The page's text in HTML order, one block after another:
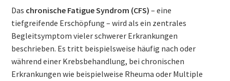
Das chronische Fatigue Syndrom (CFS) – eine
tiefgreifende Erschöpfung – wird als ein zentrales
Begleitsymptom vieler schwerer Erkrankungen
beschrieben. Es tritt beispielsweise häufig nach oder
während einer Krebsbehandlung, bei chronischen
Erkrankungen wie beispielweise Rheuma oder Multiple